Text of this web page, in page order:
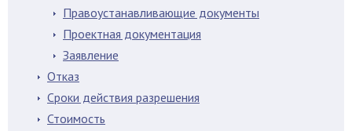
Правоустанавливающие документы
Проектная документация
Заявление
Отказ
Сроки действия разрешения
Стоимость